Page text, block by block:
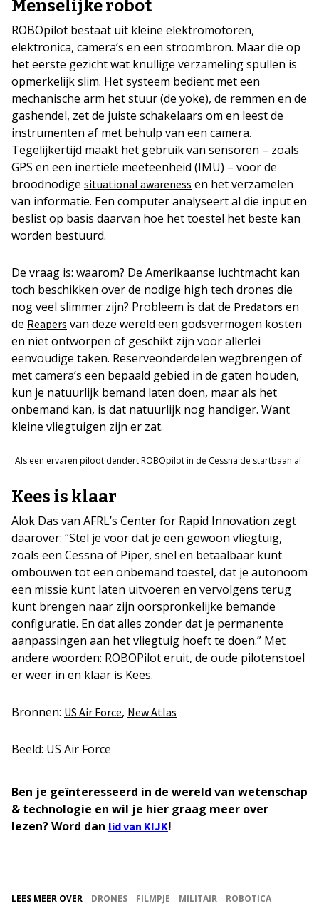
Menselijke robot
ROBOpilot bestaat uit kleine elektromotoren,
elektronica, camera’s en een stroombron. Maar die op
het eerste gezicht wat knullige verzameling spullen is
opmerkelijk slim. Het systeem bedient met een
mechanische arm het stuur (de yoke), de remmen en de
gashendel, zet de juiste schakelaars om en leest de
instrumenten af met behulp van een camera.
Tegelijkertijd maakt het gebruik van sensoren – zoals
GPS en een inertiële meeteenheid (IMU) – voor de
broodnodige situational awareness en het verzamelen
van informatie. Een computer analyseert al die input en
beslist op basis daarvan hoe het toestel het beste kan
worden bestuurd.
De vraag is: waarom? De Amerikaanse luchtmacht kan
toch beschikken over de nodige high tech drones die
nog veel slimmer zijn? Probleem is dat de Predators en
de Reapers van deze wereld een godsvermogen kosten
en niet ontworpen of geschikt zijn voor allerlei
eenvoudige taken. Reserveonderdelen wegbrengen of
met camera’s een bepaald gebied in de gaten houden,
kun je natuurlijk bemand laten doen, maar als het
onbemand kan, is dat natuurlijk nog handiger. Want
kleine vliegtuigen zijn er zat.
Als een ervaren piloot dendert ROBOpilot in de Cessna de startbaan af.
Kees is klaar
Alok Das van AFRL’s Center for Rapid Innovation zegt
daarover: “Stel je voor dat je een gewoon vliegtuig,
zoals een Cessna of Piper, snel en betaalbaar kunt
ombouwen tot een onbemand toestel, dat je autonoom
een missie kunt laten uitvoeren en vervolgens terug
kunt brengen naar zijn oorspronkelijke bemande
configuratie. En dat alles zonder dat je permanente
aanpassingen aan het vliegtuig hoeft te doen.” Met
andere woorden: ROBOPilot eruit, de oude pilotenstoel
er weer in en klaar is Kees.
Bronnen: US Air Force, New Atlas
Beeld: US Air Force
Ben je geïnteresseerd in de wereld van wetenschap
& technologie en wil je hier graag meer over
lezen? Word dan lid van KIJK!
LEES MEER OVER DRONES FILMPJE MILITAIR
ROBOTICA